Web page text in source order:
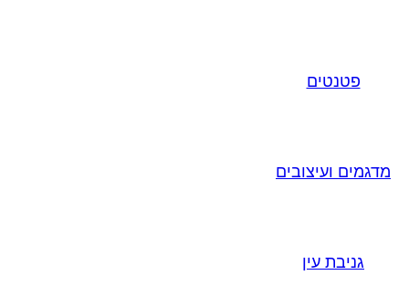
פטנטים
מדגמים ועיצובים
גניבת עין